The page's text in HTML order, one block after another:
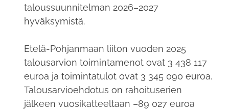
taloussuunnitelman 2026–2027
hyväksymistä.
Etelä-Pohjanmaan liiton vuoden 2025
talousarvion toimintamenot ovat 3 438 117
euroa ja toimintatulot ovat 3 345 090 euroa.
Talousarvioehdotus on rahoituserien
jälkeen vuosikatteeltaan –89 027 euroa